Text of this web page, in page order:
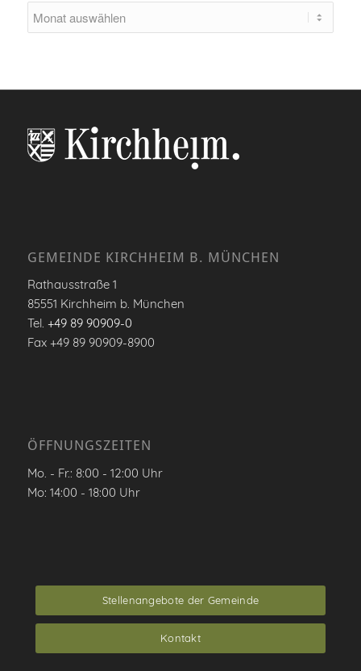
GEMEINDE KIRCHHEIM B. MÜNCHEN
Rathausstraße 1
85551 Kirchheim b. München
Tel. +49 89 90909-0
Fax +49 89 90909-8900
ÖFFNUNGSZEITEN
Mo. - Fr.: 8:00 - 12:00 Uhr
Mo: 14:00 - 18:00 Uhr
Stellenangebote der Gemeinde
Kontakt